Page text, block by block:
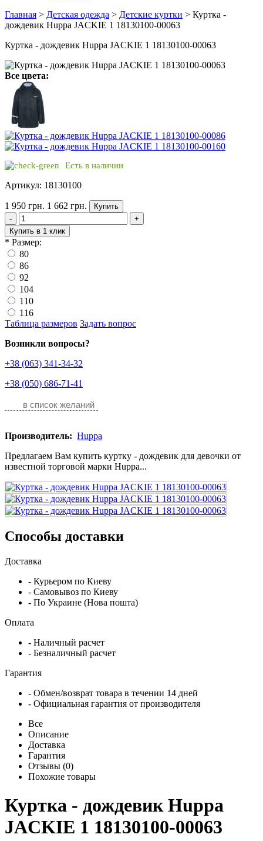
Главная > Детская одежда > Детские куртки > Куртка -
дождевик Huppa JACKIE 1 18130100-00063
Куртка - дождевик Huppa JACKIE 1 18130100-00063
Все цвета:
Есть в наличии
Артикул: 18130100
1 950 грн. 1 662 грн.
Купить
-
+
Купить в 1 клик
* Размер:
80
86
92
104
110
116
Таблица размеров Задать вопрос
Возникли вопросы?
+38 (063) 341-34-32
+38 (050) 686-71-41
в список желаний
Производитель: Huppa
Предлагаем Вам купить куртку - дождевик для девочки от
известной торговой марки Huppa...
Способы доставки
Доставка
- Курьером по Киеву
- Самовывоз по Киеву
- По Украине (Нова пошта)
Оплата
- Наличный расчет
- Безналичный расчет
Гарантия
- Обмен/возврат товара в течении 14 дней
- Официальная гарантия от производителя
Все
Описание
Доставка
Гарантия
Отзывы (0)
Похожие товары
Куртка - дождевик Huppa
JACKIE 1 18130100-00063